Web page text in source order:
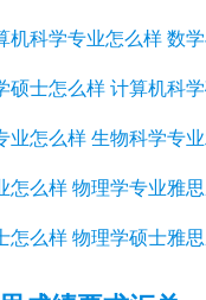
机科学专业怎么样 数
硕士怎么样 计算机科
业怎么样 生物科学专
怎么样 物理学专业雅
怎么样 物理学硕士雅